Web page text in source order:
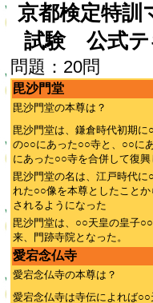
京都検定特訓
試験 公式テ
問題：20問
毘沙門堂
毘沙門堂の本尊は？
毘沙門堂は、鎌倉時代初期に
の○○にあった○○寺と、○○に
にあった○○寺を合併して復興
毘沙門堂の名は、江戸時代に
れた○○像を本尊としたこと
されるようになった
毘沙門堂は、○○天皇の皇子
来、門跡寺院となった。
愛宕念仏寺
愛宕念仏寺の本尊は？
愛宕念仏寺は寺伝によれば○○